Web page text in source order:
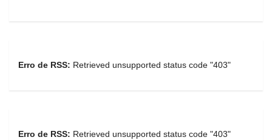
Erro de RSS: Retrieved unsupported status code "403"
Erro de RSS: Retrieved unsupported status code "403"